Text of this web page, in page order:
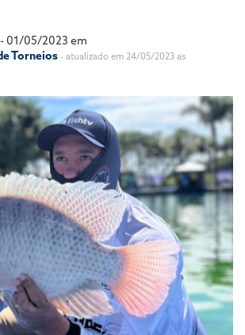
- 01/05/2023 em
Torneios - atualizado em 24/05/2023 as